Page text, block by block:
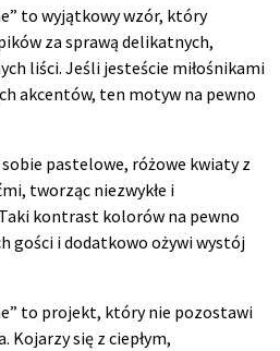
to wyjątkowy wzór, który
za sprawą delikatnych,
liści. Jeśli jesteście miłośnikami
akcentów, ten motyw na pewno
sobie pastelowe, różowe kwiaty z
tworząc niezwykłe i
kontrast kolorów na pewno
gości i dodatkowo ożywi wystój
to projekt, który nie pozostawi
Kojarzy się z ciepłym,